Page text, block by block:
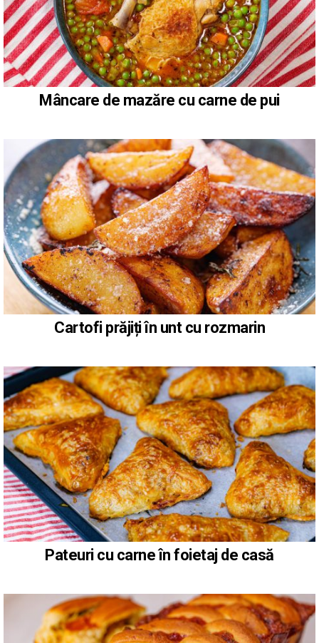
Mâncare de mazăre cu carne de pui
Cartofi prăjiți în unt cu rozmarin
Pateuri cu carne în foietaj de casă